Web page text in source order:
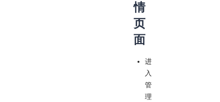
情
页
面
进
入
管
理